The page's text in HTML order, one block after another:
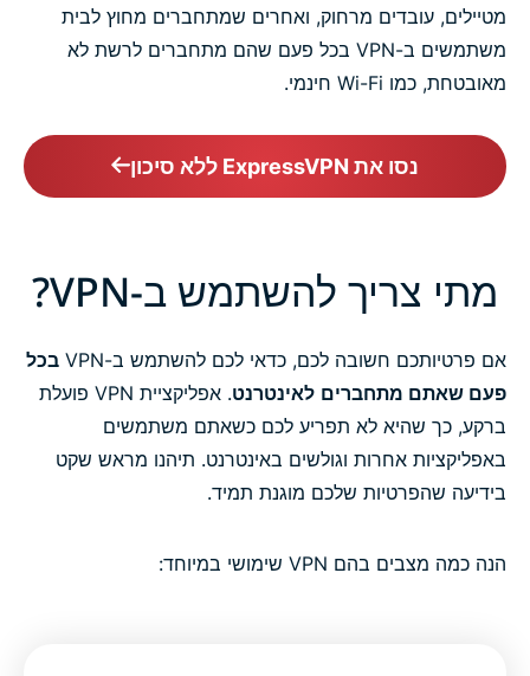
מטיילים, עובדים מרחוק, ואחרים שמתחברים מחוץ לבית
משתמשים ב-VPN בכל פעם שהם מתחברים לרשת לא
מאובטחת, כמו Wi-Fi חינמי.
נסו את ExpressVPN ללא סיכון
מתי צריך להשתמש ב-VPN?
אם פרטיותכם חשובה לכם, כדאי לכם להשתמש ב-VPN
בכל
פעם שאתם מתחברים לאינטרנט
. אפליקציית VPN פועלת
ברקע, כך שהיא לא תפריע לכם כשאתם משתמשים
באפליקציות אחרות וגולשים באינטרנט. תיהנו מראש שקט
בידיעה שהפרטיות שלכם מוגנת תמיד.
הנה כמה מצבים בהם VPN שימושי במיוחד: